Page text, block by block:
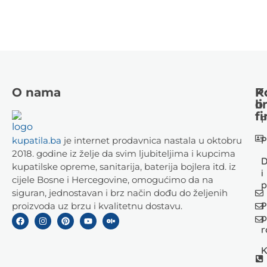
O nama
kupatila.ba je internet prodavnica nastala u oktobru
2018. godine iz želje da svim ljubiteljima i kupcima
kupatilske opreme, sanitarija, baterija bojlera itd. iz
cijele Bosne i Hercegovine, omogućimo da na
siguran, jednostavan i brz način dođu do željenih
proizvoda uz brzu i kvalitetnu dostavu.
i
o